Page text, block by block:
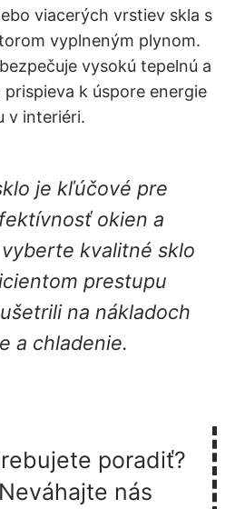
viacerých vrstiev skla s
vyplneným plynom.
vysokú tepelnú a
k úspore energie
v interiéri.
je kľúčové pre
okien a
kvalitné sklo
prestupu
na nákladoch
a chladenie.
poradiť?
Neváhajte nás